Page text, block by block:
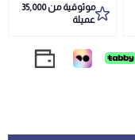
موثوقية من 35,000
عميلة